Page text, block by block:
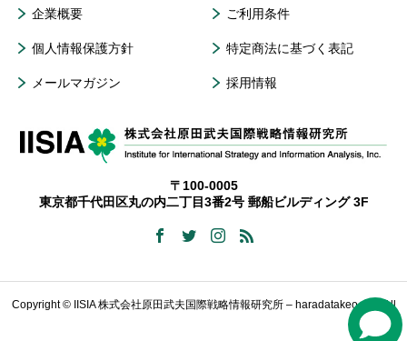
企業概要 ご利用条件
個人情報保護方針 特定商法に基づく表記
メールマガジン 採用情報
〒100-0005
東京都千代田区丸の内二丁目3番2号 郵船ビルディング 3F
Copyright © IISIA 株式会社原田武夫国際戦略情報研究所 – haradatakeo.com All